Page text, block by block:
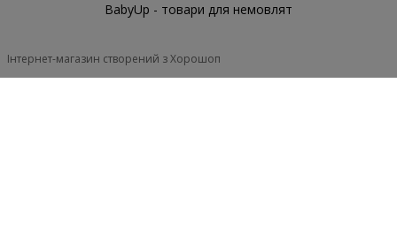
BabyUp - товари для немовлят
Інтернет-магазин створений з Хорошоп